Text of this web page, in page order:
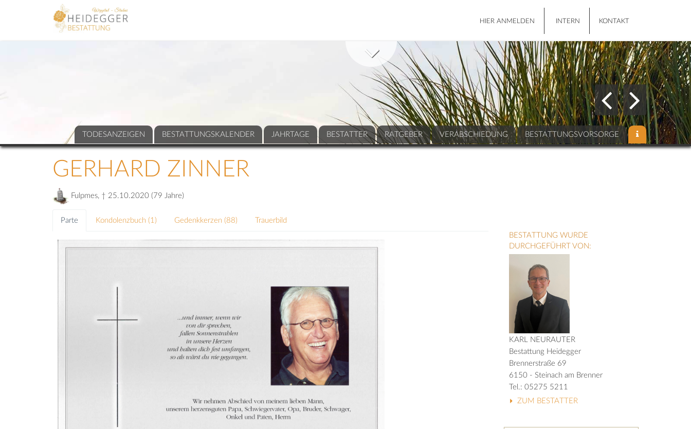
HIER ANMELDEN INTERN KONTAKT
TODESANZEIGEN BESTATTUNGSKALENDER JAHRTAGE BESTATTER RATGEBER VERABSCHIEDUNG BESTATTUNGSVORSORGE
GERHARD ZINNER
Fulpmes, † 25.10.2020 (79 Jahre)
Parte Kondolenzbuch (1) Gedenkkerzen (88)
Trauerbild
BESTATTUNG WURDE
DURCHGEFÜHRT VON:
KARL NEURAUTER
Bestattung Heidegger
Brennerstraße 69
6150 - Steinach am Brenner
Tel.: 05275 5211
ZUM BESTATTER